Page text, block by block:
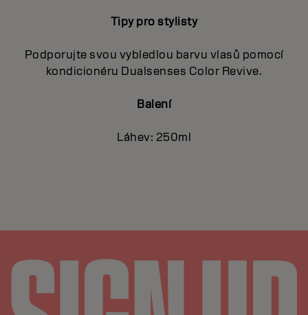
Tipy pro stylisty
Podporujte svou vybledlou barvu vlasů pomocí
kondicionéru Dualsenses Color Revive.
Balení
Láhev: 250ml